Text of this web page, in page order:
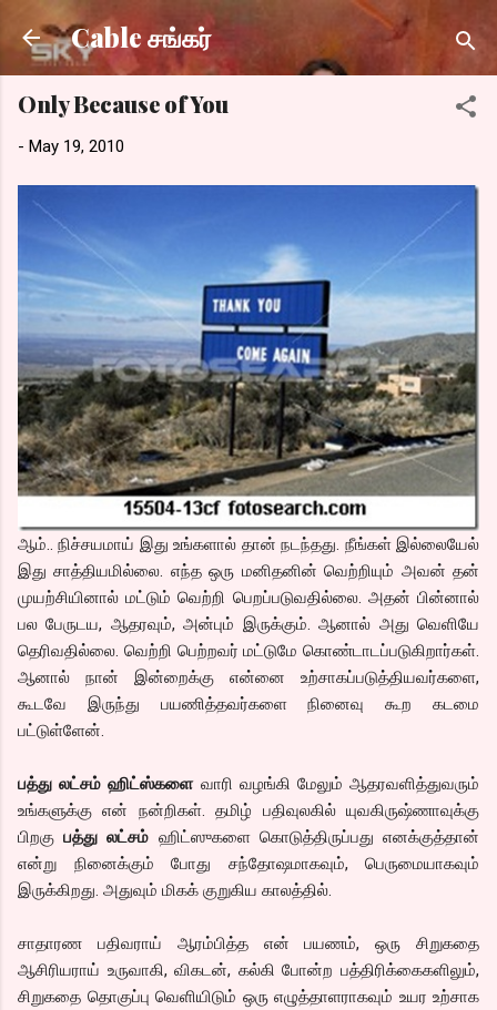
Skip to main content
Cable சங்கர்
Only Because of You
- May 19, 2010
ஆம்.. நிச்சயமாய் இது உங்களால் தான் நடந்தது. நீங்கள் இல்லையேல்
இது சாத்தியமில்லை. எந்த ஒரு மனிதனின் வெற்றியும் அவன் தன்
முயற்சியினால் மட்டும் வெற்றி பெறப்படுவதில்லை. அதன் பின்னால்
பல பேருடய, ஆதரவும், அன்பும் இருக்கும். ஆனால் அது வெளியே
தெரிவதில்லை. வெற்றி பெற்றவர் மட்டுமே கொண்டாடப்படுகிறார்கள்.
ஆனால் நான் இன்றைக்கு என்னை உற்சாகப்படுத்தியவர்களை,
கூடவே இருந்து பயணித்தவர்களை நினைவு கூற கடமை
பட்டுள்ளேன்.
பத்து லட்சம் ஹிட்ஸ்களைவாரி வழங்கி மேலும் ஆதரவளித்துவரும்
உங்களுக்கு என் நன்றிகள். தமிழ் பதிவுலகில் யுவகிருஷ்ணாவுக்கு
பிறகுபத்து லட்சம் ஹிட்ஸுகளை கொடுத்திருப்பது எனக்குத்தான்
என்று நினைக்கும் போது சந்தோஷமாகவும், பெருமையாகவும்
இருக்கிறது. அதுவும் மிகக் குறுகிய காலத்தில்.
சாதாரண பதிவராய் ஆரம்பித்த என் பயணம், ஒரு சிறுகதை
ஆசிரியராய் உருவாகி, விகடன், கல்கி போன்ற பத்திரிக்கைகளிலும்,
சிறுகதை தொகுப்பு வெளியிடும் ஒரு எழுத்தாளராகவும் உயர உற்சாக